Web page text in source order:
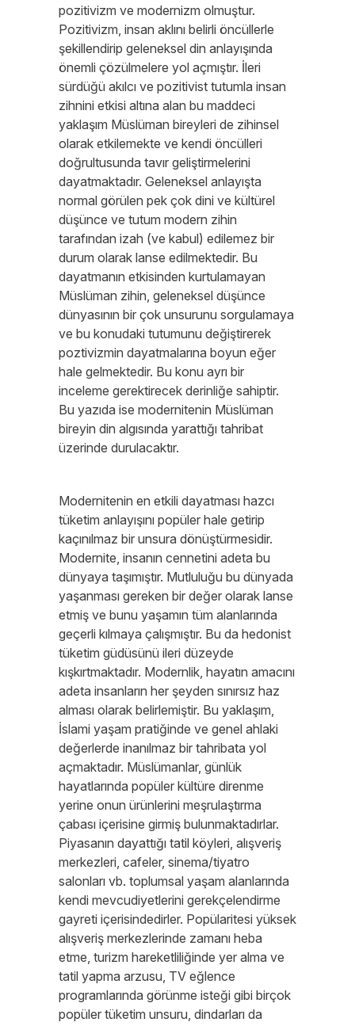
pozitivizm ve modernizm olmuştur.
Pozitivizm, insan aklını belirli öncüllerle
şekillendirip geleneksel din anlayışında
önemli çözülmelere yol açmıştır. İleri
sürdüğü akılcı ve pozitivist tutumla insan
zihnini etkisi altına alan bu maddeci
yaklaşım Müslüman bireyleri de zihinsel
olarak etkilemekte ve kendi öncülleri
doğrultusunda tavır geliştirmelerini
dayatmaktadır. Geleneksel anlayışta
normal görülen pek çok dini ve kültürel
düşünce ve tutum modern zihin
tarafından izah (ve kabul) edilemez bir
durum olarak lanse edilmektedir. Bu
dayatmanın etkisinden kurtulamayan
Müslüman zihin, geleneksel düşünce
dünyasının bir çok unsurunu sorgulamaya
ve bu konudaki tutumunu değiştirerek
poztivizmin dayatmalarına boyun eğer
hale gelmektedir. Bu konu ayrı bir
inceleme gerektirecek derinliğe sahiptir.
Bu yazıda ise modernitenin Müslüman
bireyin din algısında yarattığı tahribat
üzerinde durulacaktır.
Modernitenin en etkili dayatması hazcı
tüketim anlayışını popüler hale getirip
kaçınılmaz bir unsura dönüştürmesidir.
Modernite, insanın cennetini adeta bu
dünyaya taşımıştır. Mutluluğu bu dünyada
yaşanması gereken bir değer olarak lanse
etmiş ve bunu yaşamın tüm alanlarında
geçerli kılmaya çalışmıştır. Bu da hedonist
tüketim güdüsünü ileri düzeyde
kışkırtmaktadır. Modernlik, hayatın amacını
adeta insanların her şeyden sınırsız haz
alması olarak belirlemiştir. Bu yaklaşım,
İslami yaşam pratiğinde ve genel ahlaki
değerlerde inanılmaz bir tahribata yol
açmaktadır. Müslümanlar, günlük
hayatlarında popüler kültüre direnme
yerine onun ürünlerini meşrulaştırma
çabası içerisine girmiş bulunmaktadırlar.
Piyasanın dayattığı tatil köyleri, alışveriş
merkezleri, cafeler, sinema/tiyatro
salonları vb. toplumsal yaşam alanlarında
kendi mevcudiyetlerini gerekçelendirme
gayreti içerisindedirler. Popülaritesi yüksek
alışveriş merkezlerinde zamanı heba
etme, turizm hareketliliğinde yer alma ve
tatil yapma arzusu, TV eğlence
programlarında görünme isteği gibi birçok
popüler tüketim unsuru, dindarları da